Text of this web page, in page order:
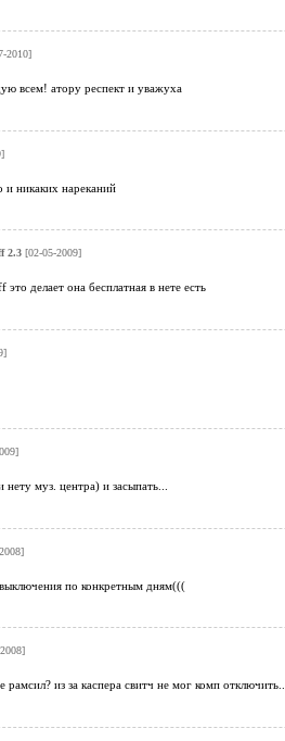
2010]
всем! атору респект и уважуха
и никаких нареканий
2.3[02-05-2009]
делает она бесплатная в нете есть
муз. центра) и засыпать...
по конкретным дням(((
рамсил? из за каспера свитч не мог комп